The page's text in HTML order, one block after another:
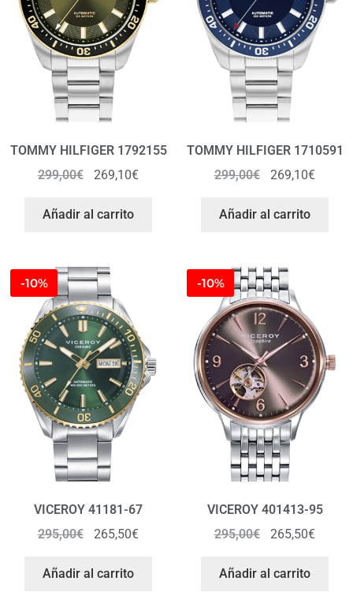
TOMMY HILFIGER 1792155
299,00€ 269,10€
Añadir al carrito
TOMMY HILFIGER 1710591
299,00€ 269,10€
Añadir al carrito
-10%
VICEROY 41181-67
295,00€ 265,50€
Añadir al carrito
-10%
VICEROY 401413-95
295,00€ 265,50€
Añadir al carrito